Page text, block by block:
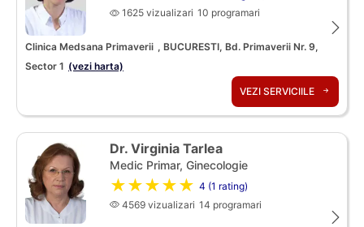
1625 vizualizari 10 programari
Clinica Medsana Primaverii , BUCURESTI, Bd. Primaverii Nr. 9,
Sector 1 (vezi harta)
VEZI SERVICIILE
Dr. Virginia Tarlea
Medic Primar, Ginecologie
★★★★★ 4 (1 rating)
4569 vizualizari 14 programari